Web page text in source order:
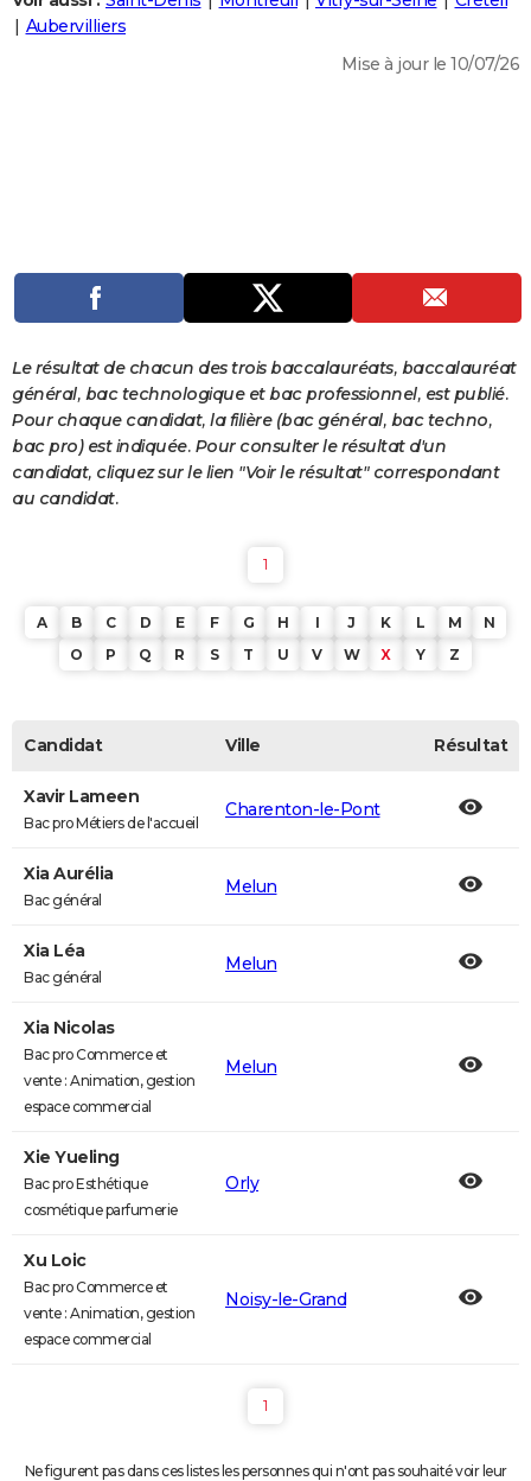
Destinations
City break
Voyage nature
Voyage de noces
Forum
Climat
PHOTO
PROGRAMME TV
S'inscrire
Se connecter
Lycées
Collèges
Primaires
Universités
Entreprises
Service militaire
Avis de recherche
AVIS DE DÉCÈS
FORUM
Bricolage
Lifestyle
Culture
Sport
Auto
Television
Voyage
Cinema
Aubervilliers
Mise à jour le 10/07/26
Le résultat de chacun des trois baccalauréats, baccalauréat
général, bac technologique et bac professionnel, est publié.
Pour chaque candidat, la filière (bac général, bac techno,
bac pro) est indiquée. Pour consulter le résultat d'un
candidat, cliquez sur le lien "Voir le résultat" correspondant
au candidat.
1
A B C D E F G H I J K L M
N
O
P Q R S T U V W X Y Z
Candidat Ville Résultat
Xavir Lameen
Bac pro Métiers de l'accueil
Charenton-le-Pont
Xia Aurélia
Bac général
Melun
Xia Léa
Bac général
Melun
Xia Nicolas
Bac pro Commerce et
vente : Animation, gestion
espace commercial
Melun
Xie Yueling
Bac pro Esthétique
cosmétique parfumerie
Orly
Xu Loic
Bac pro Commerce et
vente : Animation, gestion
espace commercial
Noisy-le-Grand
1
Ne figurent pas dans ces listes les personnes qui n'ont pas souhaité voir leur